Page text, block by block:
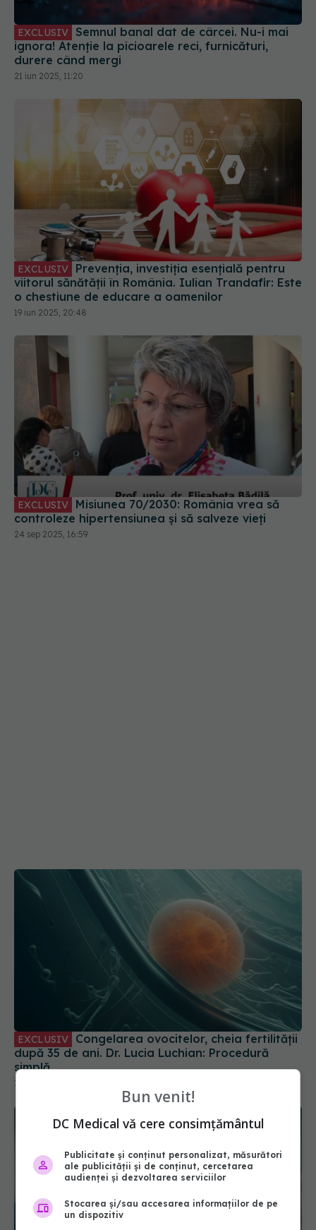
EXCLUSIV
ignora! Atenție la picioarele reci, furnicături,
durere când mergi
21 iun 2025, 11:20
EXCLUSIV Prevenția, investiția esențială pentru
viitorul sănătății în România. Iulian Trandafir: Este
o chestiune de educare a oamenilor
19 iun 2025, 20:48
EXCLUSIV Misiunea 70/2030: România vrea să
controleze hipertensiunea și să salveze vieți
24 sep 2025, 16:59
Congelarea ovocitelor, cheia fertilității
după 35 de ani. Dr. Lucia Luchian: Procedură
simplă
27 iun 2025, 08:45
Bun venit!
DC Medical vă cere consimțământul
Publicitate și conținut personalizat, măsurători
ale publicității și de conținut, cercetarea
audienței și dezvoltarea serviciilor
Stocarea și/sau accesarea informațiilor de pe
un dispozitiv